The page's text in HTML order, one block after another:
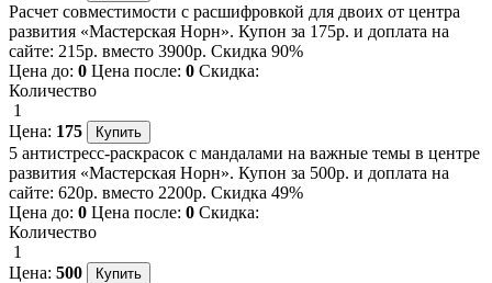
Расчет совместимости с расшифровкой для двоих от центра
развития «Мастерская Норн». Купон за 175р. и доплата на
сайте: 215р. вместо 3900р. Скидка 90%
Цена до: 0 Цена после: 0 Скидка:
Количество
1
Цена: 175
5 антистресс-раскрасок с мандалами на важные темы в центре
развития «Мастерская Норн». Купон за 500р. и доплата на
сайте: 620р. вместо 2200р. Скидка 49%
Цена до: 0 Цена после: 0 Скидка:
Количество
1
Цена: 500